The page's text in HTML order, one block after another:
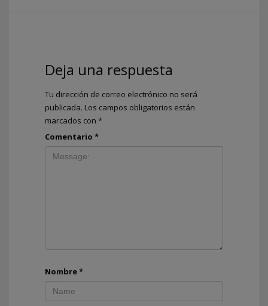
Deja una respuesta
Tu dirección de correo electrónico no será
publicada. Los campos obligatorios están
marcados con *
Comentario *
Nombre*